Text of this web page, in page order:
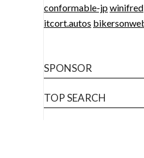
conformable-jpwinifred
itcort.autos
SPONSOR
TOP SEARCH